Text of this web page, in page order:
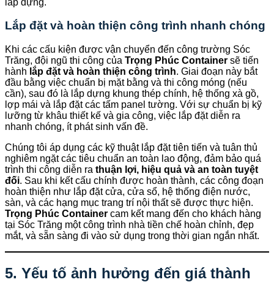
Lắp đặt và hoàn thiện công trình nhanh chóng
Khi các cấu kiện được vận chuyển đến công trường Sóc
Trăng, đội ngũ thi công của Trọng Phúc Container sẽ tiến
hành lắp đặt và hoàn thiện công trình. Giai đoạn này bắt
đầu bằng việc chuẩn bị mặt bằng và thi công móng (nếu
cần), sau đó là lắp dựng khung thép chính, hệ thống xà gồ,
lợp mái và lắp đặt các tấm panel tường. Với sự chuẩn bị kỹ
lưỡng từ khâu thiết kế và gia công, việc lắp đặt diễn ra
nhanh chóng, ít phát sinh vấn đề.
Chúng tôi áp dụng các kỹ thuật lắp đặt tiên tiến và tuân thủ
nghiêm ngặt các tiêu chuẩn an toàn lao động, đảm bảo quá
trình thi công diễn ra thuận lợi, hiệu quả và an toàn tuyệt
đối. Sau khi kết cấu chính được hoàn thành, các công đoạn
hoàn thiện như lắp đặt cửa, cửa sổ, hệ thống điện nước,
sàn, và các hạng mục trang trí nội thất sẽ được thực hiện.
Trọng Phúc Container cam kết mang đến cho khách hàng
tại Sóc Trăng một công trình nhà tiền chế hoàn chỉnh, đẹp
mắt, và sẵn sàng đi vào sử dụng trong thời gian ngắn nhất.
5. Yếu tố ảnh hưởng đến giá thành